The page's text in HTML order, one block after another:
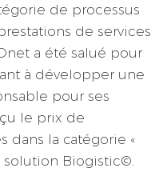
de processus
de services
a été salué pour
à développer une
pour ses
le prix de
dans la catégorie «
solution Biogistic©.